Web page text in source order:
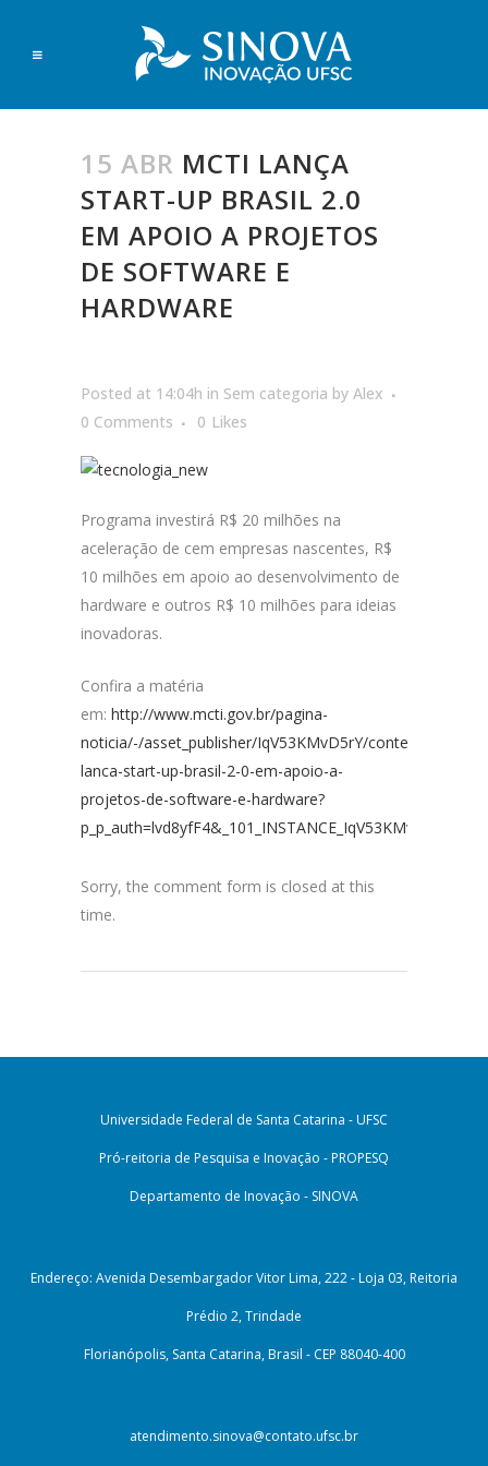
15 ABR MCTI LANÇA
START-UP BRASIL 2.0
EM APOIO A PROJETOS
DE SOFTWARE E
HARDWARE
Posted at 14:04h in Sem categoria by Alex
0 Comments
0 Likes
Programa investirá R$ 20 milhões na
aceleração de cem empresas nascentes, R$
10 milhões em apoio ao desenvolvimento de
hardware e outros R$ 10 milhões para ideias
inovadoras.
Confira a matéria
em: http://www.mcti.gov.br/pagina-
noticia/-/asset_publisher/IqV53KMvD5rY/content/mcti-
lanca-start-up-brasil-2-0-em-apoio-a-
projetos-de-software-e-hardware?
Sorry, the comment form is closed at this
time.
Universidade Federal de Santa Catarina - UFSC
Pró-reitoria de Pesquisa e Inovação - PROPESQ
Departamento de Inovação - SINOVA
Endereço: Avenida Desembargador Vitor Lima, 222 - Loja 03, Reitoria
Prédio 2, Trindade
Florianópolis, Santa Catarina, Brasil - CEP 88040-400
atendimento.sinova@contato.ufsc.br